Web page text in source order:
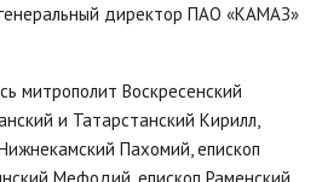
директор ПАО «КАМАЗ»
митрополит Воскресенский
и Татарстанский Кирилл,
Пахомий, епископ
Мефодий, епископ Раменский